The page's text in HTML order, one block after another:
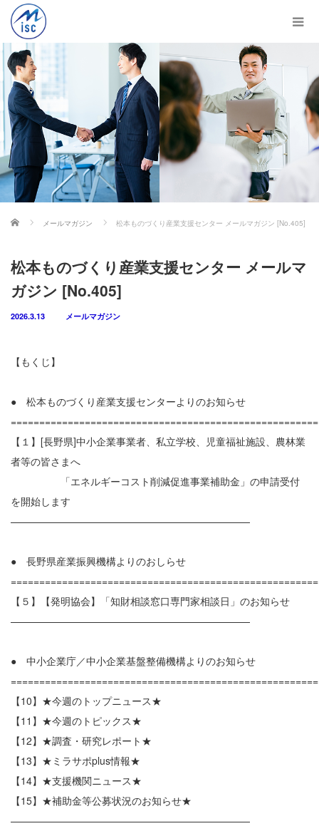
ホーム メールマガジン 松本ものづくり産業支援センター メールマガジン [No.405]
松本ものづくり産業支援センター メールマ
ガジン [No.405]
2026.3.13 メールマガジン
【もくじ】
● 松本ものづくり産業支援センターよりのお知らせ
【１】[長野県]中小企業事業者、私立学校、児童福祉施設、農林業
者等の皆さまへ
「エネルギーコスト削減促進事業補助金」の申請受付
を開始します
————————————————————————
● 長野県産業振興機構よりのおしらせ
【５】【発明協会】「知財相談窓口専門家相談日」のお知らせ
————————————————————————
● 中小企業庁／中小企業基盤整備機構よりのお知らせ
【10】★今週のトップニュース★
【11】★今週のトピックス★
【12】★調査・研究レポート★
【13】★ミラサポplus情報★
【14】★支援機関ニュース★
【15】★補助金等公募状況のお知らせ★
————————————————————————